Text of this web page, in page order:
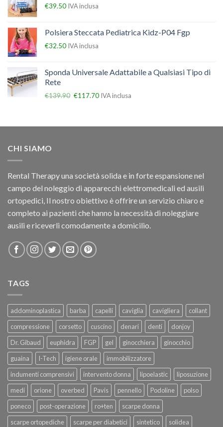
€39.50 IVA inclusa
Polsiera Steccata Pediatrica Kidz-P04 Fgp
€32.50 IVA inclusa
Sponda Universale Adattabile a Qualsiasi Tipo di
Rete
€139.90 €117.70 IVA inclusa
CHI SIAMO
Rental Therapy una società solida e in forte espansione nel
campo del noleggio di apparecchi elettromedicali ed ausili
ortopedici, Il nostro obiettivo è offrire un servizio chiaro e
completo ai pazienti che hanno la necessità di noleggiare
ausili e riceverli comodamente a domicilio.
TAGS
addominoplastica barba capelli caviglia cavigliera
collant
compressione
corsetto cuscino denari denti
donjoy
Dr. Gibaud
euphidra FGP gel ginocchiera
ginocchio
guaina
I-Tech igiene orale
immobilizzatore
indumenti comprensivi
intervento donna lipoelastic
liposuzione
medi
orione overbed Pavis pennello Podoline
polso
poneco
post-operazione ro+ten
scarpe donna
scarpe ortopediche
scarpe per diabetici sintetico
solidea